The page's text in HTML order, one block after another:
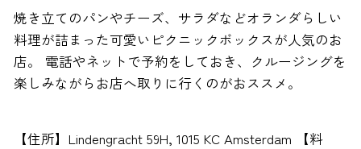
焼き立てのパンやチーズ、サラダなどオランダらしい
料理が詰まった可愛いピクニックボックスが人気のお
店。 電話やネットで予約をしておき、クルージングを
楽しみながらお店へ取りに行くのがおススメ。
【住所】Lindengracht 59H, 1015 KC Amsterdam 【料